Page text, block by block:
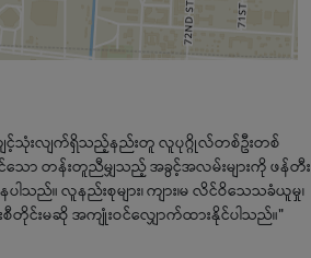
င့်သုံးလျက်ရှိသည့်နည်းတူ လူပုဂ္ဂိုလ်တစ်ဦးတစ်
သော တန်းတူညီမျှသည့် အခွင့်အလမ်းများကို ဖန်တီး
ည်။ လူနည်းစုများ၊ ကျား၊မ လိင်ဝိသေသခံယူမှု၊
တိုင်းမဆို အကျုံးဝင်လျှောက်ထားနိုင်ပါသည်။"